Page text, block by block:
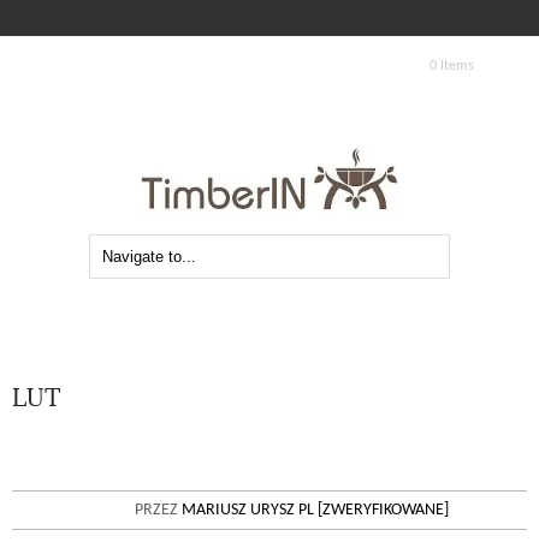
0 Items
LUT
MAIN STEPS SELECTING A HOT TUB.
PRZEZ MARIUSZ URYSZ PL [ZWERYFIKOWANE]